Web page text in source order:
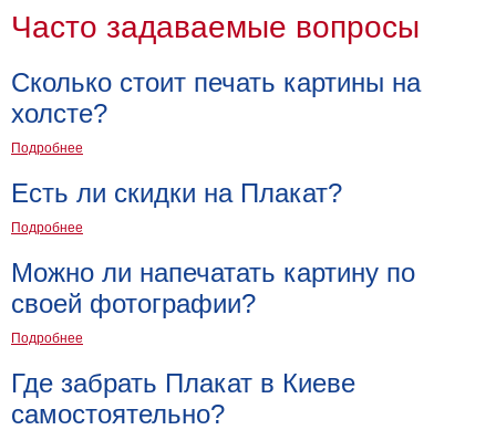
Часто задаваемые вопросы
Сколько стоит печать картины на
холсте?
Подробнее
Есть ли скидки на Плакат?
Подробнее
Можно ли напечатать картину по
своей фотографии?
Подробнее
Где забрать Плакат в Киеве
самостоятельно?